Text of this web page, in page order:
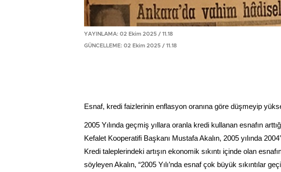
YAYINLAMA: 02 Ekim 2025 / 11.18
GÜNCELLEME: 02 Ekim 2025 / 11.18
Esnaf, kredi faizlerinin enflasyon oranına göre düşmeyip
2005 Yılında geçmiş yıllara oranla kredi kullanan esnafın
Kefalet Kooperatifi Başkanı Mustafa Akalın, 2005 yılında
Kredi taleplerindeki artışın ekonomik sıkıntı içinde olan
söyleyen Akalın, “2005 Yılı’nda esnaf çok büyük sıkıntılar